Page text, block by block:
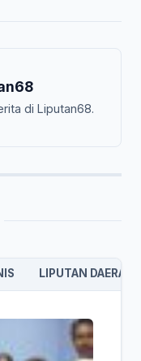
di Liputan68.
LIPUTAN DAERAH